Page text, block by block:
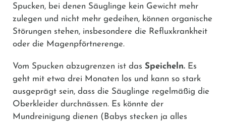
Spucken, bei denen Säuglinge kein Gewicht mehr
zulegen und nicht mehr gedeihen, können organische
Störungen stehen, insbesondere die Refluxkrankheit
oder die Magenpförtnerenge.
Vom Spucken abzugrenzen ist das Speicheln. Es
geht mit etwa drei Monaten los und kann so stark
ausgeprägt sein, dass die Säuglinge regelmäßig die
Oberkleider durchnässen. Es könnte der
Mundreinigung dienen (Babys stecken ja alles